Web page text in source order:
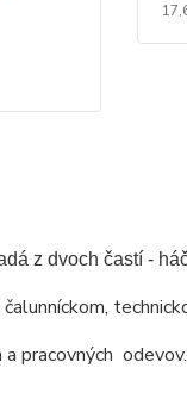
z dvoch častí -
pracovných